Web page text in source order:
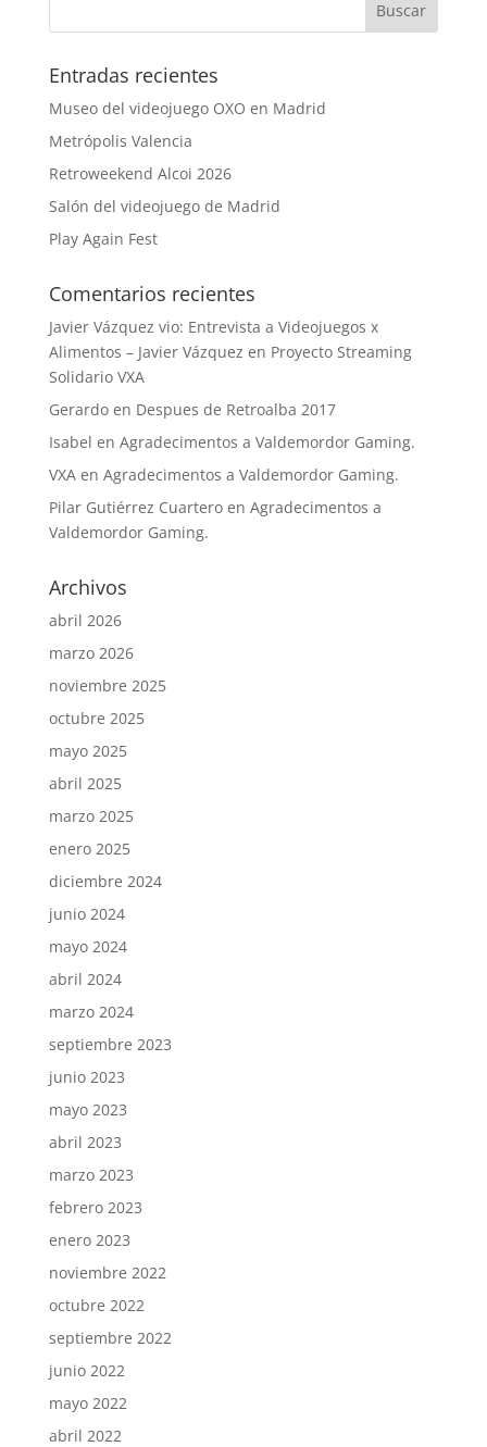
Entradas recientes
Museo del videojuego OXO en Madrid
Metrópolis Valencia
Retroweekend Alcoi 2026
Salón del videojuego de Madrid
Play Again Fest
Comentarios recientes
Javier Vázquez vio: Entrevista a Videojuegos x
Alimentos – Javier Vázquez en Proyecto Streaming
Solidario VXA
Gerardoen Despues de Retroalba 2017
Isabel en Agradecimentos a Valdemordor Gaming.
VXAen Agradecimentos a Valdemordor Gaming.
Pilar Gutiérrez Cuarteroen Agradecimentos a
Valdemordor Gaming.
Archivos
abril 2026
marzo 2026
noviembre 2025
octubre 2025
mayo 2025
abril 2025
marzo 2025
enero 2025
diciembre 2024
junio 2024
mayo 2024
abril 2024
marzo 2024
septiembre 2023
junio 2023
mayo 2023
abril 2023
marzo 2023
febrero 2023
enero 2023
noviembre 2022
octubre 2022
septiembre 2022
junio 2022
mayo 2022
abril 2022